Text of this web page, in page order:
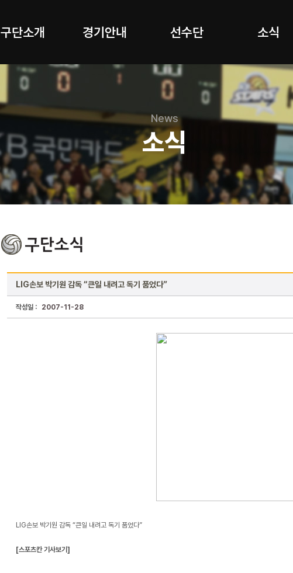
구단소개 경기안내 선수단 소식
LIG손보 박기원 감독 “큰일 내려고 독기 품었다”
작성일 : 2007-11-28
LIG손보 박기원 감독 “큰일 내려고 독기 품었다”
[스포츠칸 기사보기]